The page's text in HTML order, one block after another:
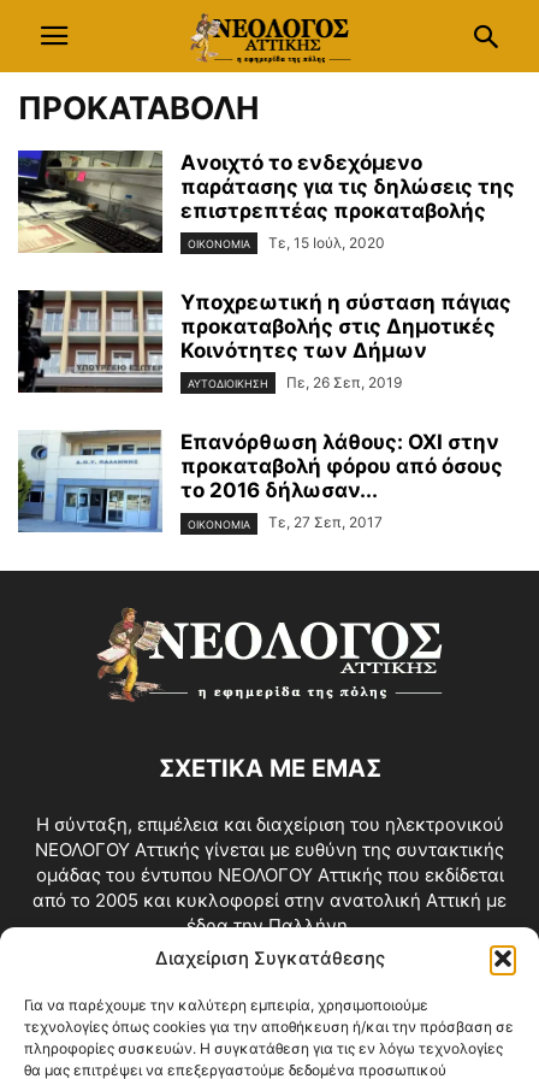
Διαχείριση Συγκατάθεσης
Για να παρέχουμε την καλύτερη εμπειρία, χρησιμοποιούμε
τεχνολογίες όπως cookies για την αποθήκευση ή/και την πρόσβαση σε
πληροφορίες συσκευών. Η συγκατάθεση για τις εν λόγω τεχνολογίες
θα μας επιτρέψει να επεξεργαστούμε δεδομένα προσωπικού
ΠΡΟΚΑΤΑΒΟΛΗ
Aνοιχτό το ενδεχόμενο
παράτασης για τις δηλώσεις της
επιστρεπτέας προκαταβολής
ΟΙΚΟΝΟΜΙΑ Τε, 15 Ιούλ, 2020
Υποχρεωτική η σύσταση πάγιας
προκαταβολής στις Δημοτικές
Κοινότητες των Δήμων
ΑΥΤΟΔΙΟΙΚΗΣΗ Πε, 26 Σεπ, 2019
Επανόρθωση λάθους: ΟΧΙ στην
προκαταβολή φόρου από όσους
το 2016 δήλωσαν...
ΟΙΚΟΝΟΜΙΑ Τε, 27 Σεπ, 2017
ΣΧΕΤΙΚΑ ΜΕ ΕΜΑΣ
Η σύνταξη, επιμέλεια και διαχείριση του ηλεκτρονικού
ΝΕΟΛΟΓΟΥ Αττικής γίνεται με ευθύνη της συντακτικής
ομάδας του έντυπου ΝΕΟΛΟΓΟΥ Αττικής που εκδίδεται
από το 2005 και κυκλοφορεί στην ανατολική Αττική με
έδρα την Παλλήνη.
Επικοινωνία:info@neologosattikis.gr
ΑΚΟΛΟΥΘΗΣΕ ΜΑΣ